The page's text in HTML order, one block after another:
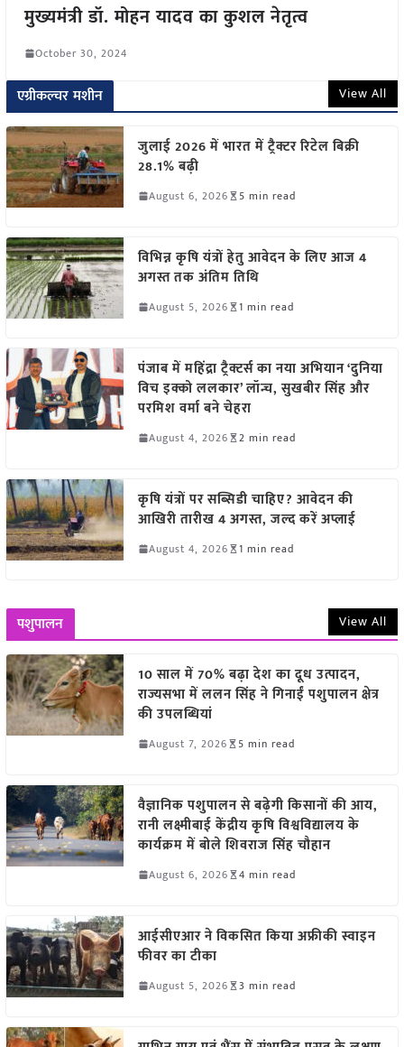
मुख्यमंत्री डॉ. मोहन यादव का कुशल नेतृत्व
October 30, 2024
एग्रीकल्चर मशीन View All
जुलाई 2026 में भारत में ट्रैक्टर रिटेल बिक्री
28.1% बढ़ी
August 6, 2026 5 min read
विभिन्न कृषि यंत्रों हेतु आवेदन के लिए आज 4
अगस्त तक अंतिम तिथि
August 5, 2026 1 min read
पंजाब में महिंद्रा ट्रैक्टर्स का नया अभियान ‘दुनिया
विच इक्को ललकार’ लॉन्च, सुखबीर सिंह और
परमिश वर्मा बने चेहरा
August 4, 2026 2 min read
कृषि यंत्रों पर सब्सिडी चाहिए? आवेदन की
आखिरी तारीख 4 अगस्त, जल्द करें अप्लाई
August 4, 2026 1 min read
पशुपालन View All
10 साल में 70% बढ़ा देश का दूध उत्पादन,
राज्यसभा में ललन सिंह ने गिनाईं पशुपालन क्षेत्र
की उपलब्धियां
August 7, 2026 5 min read
वैज्ञानिक पशुपालन से बढ़ेगी किसानों की आय,
रानी लक्ष्मीबाई केंद्रीय कृषि विश्वविद्यालय के
कार्यक्रम में बोले शिवराज सिंह चौहान
August 6, 2026 4 min read
आईसीएआर ने विकसित किया अफ्रीकी स्वाइन
फीवर का टीका
August 5, 2026 3 min read